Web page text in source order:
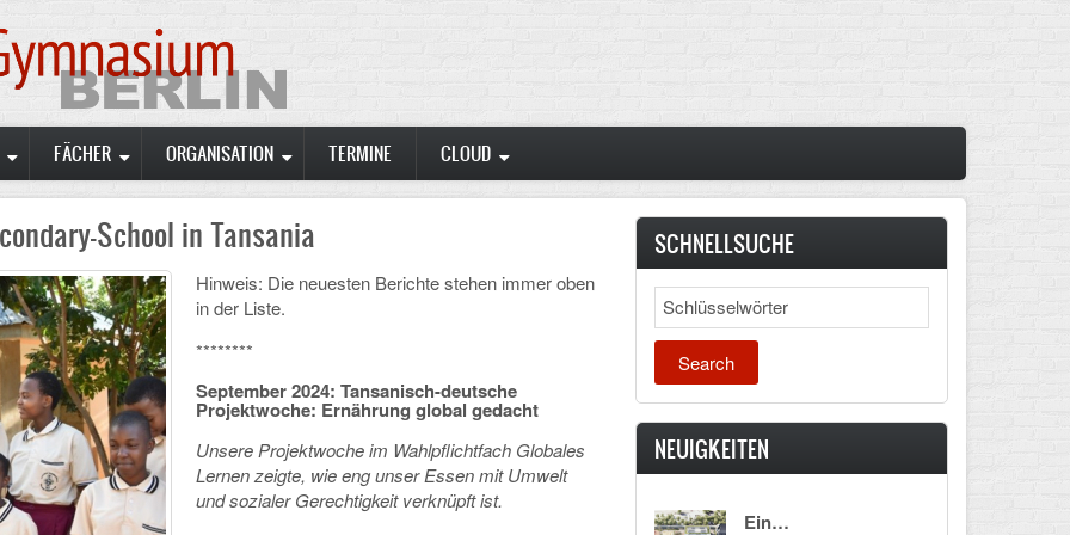
FÄCHER ORGANISATION TERMINE CLOUD
School in Tansania
Hinweis: Die neuesten Berichte stehen immer oben
in der Liste.
********
September 2024: Tansanisch-deutsche
Projektwoche: Ernährung global gedacht
Unsere Projektwoche im Wahlpflichtfach Globales
Lernen zeigte, wie eng unser Essen mit Umwelt
und sozialer Gerechtigkeit verknüpft ist.
SCHNELLSUCHE
Search
NEUIGKEITEN
Ein…